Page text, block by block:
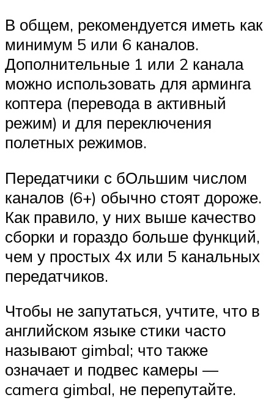
В общем, рекомендуется иметь как
минимум 5 или 6 каналов.
Дополнительные 1 или 2 канала
можно использовать для арминга
коптера (перевода в активный
режим) и для переключения
полетных режимов.
Передатчики с бОльшим числом
каналов (6+) обычно стоят дороже.
Как правило, у них выше качество
сборки и гораздо больше функций,
чем у простых 4х или 5 канальных
передатчиков.
Чтобы не запутаться, учтите, что в
английском языке стики часто
называют gimbal; что также
означает и подвес камеры —
camera gimbal, не перепутайте.